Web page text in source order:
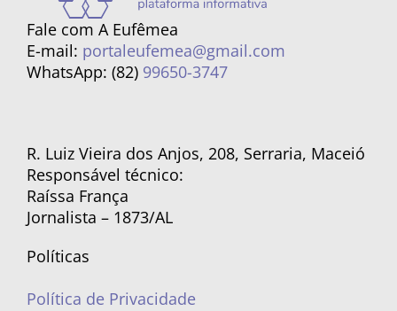
Fale com A Eufêmea
E-mail: portaleufemea@gmail.com
WhatsApp: (82) 99650-3747
R. Luiz Vieira dos Anjos, 208, Serraria, Maceió
Responsável técnico:
Raíssa França
Jornalista – 1873/AL
Políticas
Política de Privacidade